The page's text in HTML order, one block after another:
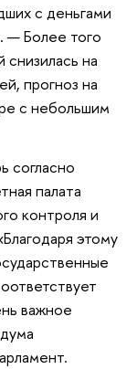
с деньгами
— Более того
на
прогноз на
с небольшим
согласно
палата
контроля и
этому
важное